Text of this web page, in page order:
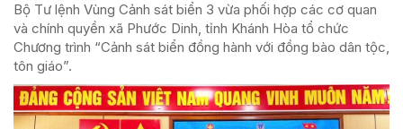
Bộ Tư lệnh Vùng Cảnh sát biển 3 vừa phối hợp các cơ quan
và chính quyền xã Phước Dinh, tỉnh Khánh Hòa tổ chức
Chương trình “Cảnh sát biển đồng hành với đồng bào dân tộc,
tôn giáo”.